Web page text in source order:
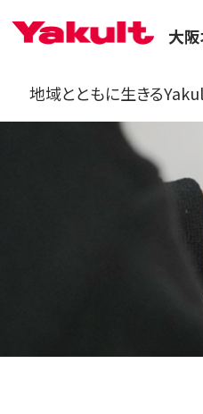
大
地域とともに生きる